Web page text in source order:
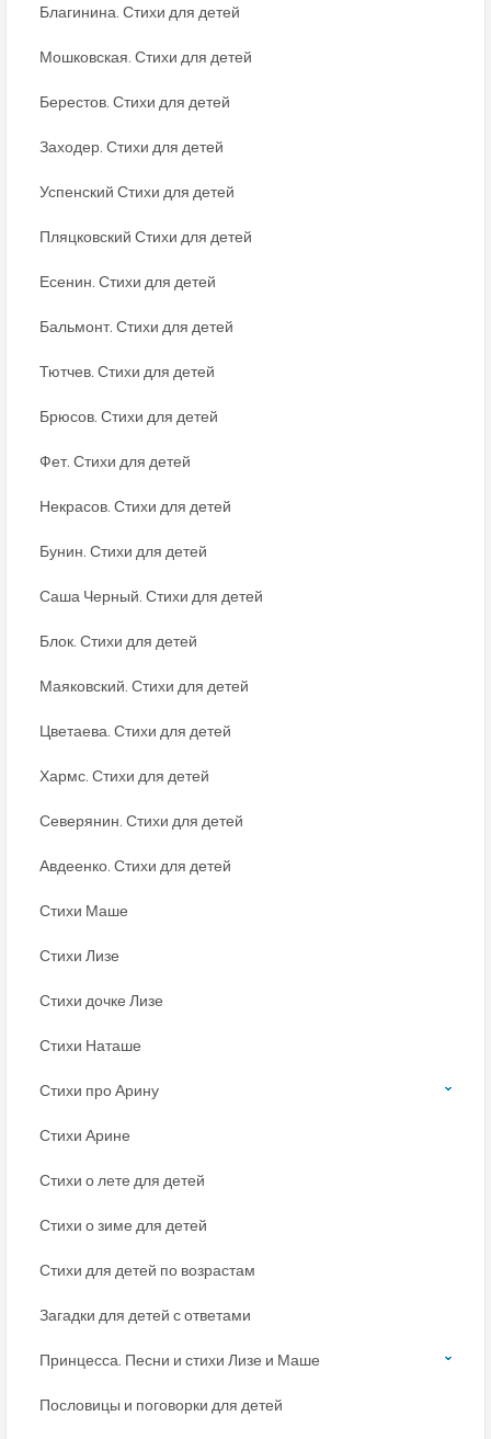
Благинина. Стихи для детей
Мошковская. Стихи для детей
Берестов. Стихи для детей
Заходер. Стихи для детей
Успенский Стихи для детей
Пляцковский Стихи для детей
Есенин. Стихи для детей
Бальмонт. Стихи для детей
Тютчев. Стихи для детей
Брюсов. Стихи для детей
Фет. Стихи для детей
Некрасов. Стихи для детей
Бунин. Стихи для детей
Саша Черный. Стихи для детей
Блок. Стихи для детей
Маяковский. Стихи для детей
Цветаева. Стихи для детей
Хармс. Стихи для детей
Северянин. Стихи для детей
Авдеенко. Стихи для детей
Стихи Маше
Стихи Лизе
Стихи дочке Лизе
Стихи Наташе
Стихи про Арину
Стихи Арине
Стихи о лете для детей
Стихи о зиме для детей
Стихи для детей по возрастам
Загадки для детей с ответами
Принцесса. Песни и стихи Лизе и Маше
Пословицы и поговорки для детей